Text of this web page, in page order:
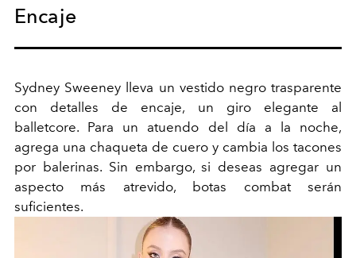
Encaje
Sydney Sweeney lleva un vestido negro trasparente
con detalles de encaje, un giro elegante al
balletcore. Para un atuendo del día a la noche,
agrega una chaqueta de cuero y cambia los tacones
por balerinas. Sin embargo, si deseas agregar un
aspecto más atrevido, botas combat serán
suficientes.